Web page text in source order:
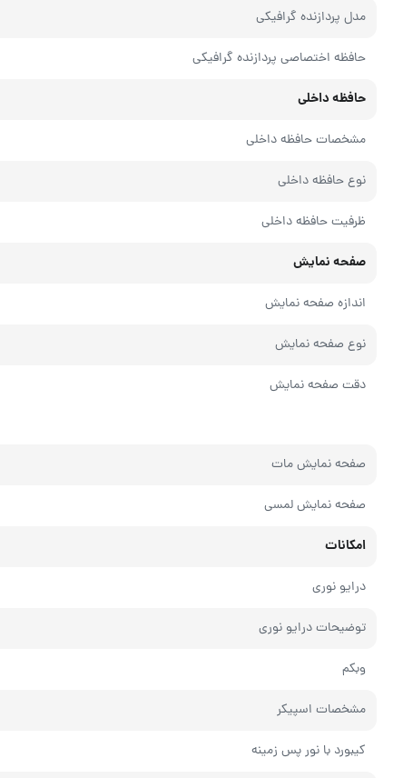
مدل پردازنده گرافیکی
حافظه اختصاصی پردازنده گرافیکی
حافظه داخلی
مشخصات حافظه داخلی
نوع حافظه داخلی
ظرفیت حافظه داخلی
صفحه نمایش
اندازه صفحه نمایش
نوع صفحه نمایش
دقت صفحه نمایش
صفحه نمایش مات
صفحه نمایش لمسی
امکانات
درایو نوری
توضیحات درایو نوری
وبکم
مشخصات اسپیکر
کیبورد با نور پس زمینه